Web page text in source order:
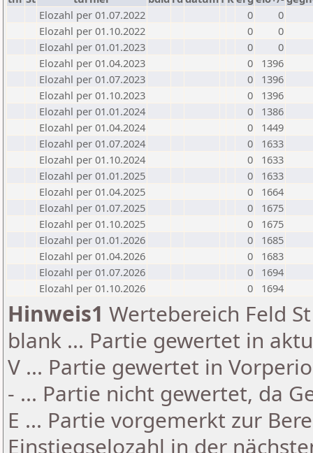
Elozahl per 01.07.2022
0
0
Elozahl per 01.10.2022
0
0
Elozahl per 01.01.2023
0
0
Elozahl per 01.04.2023
0
1396
Elozahl per 01.07.2023
0
1396
Elozahl per 01.10.2023
0
1396
Elozahl per 01.01.2024
0
1386
Elozahl per 01.04.2024
0
1449
Elozahl per 01.07.2024
0
1633
Elozahl per 01.10.2024
0
1633
Elozahl per 01.01.2025
0
1633
Elozahl per 01.04.2025
0
1664
Elozahl per 01.07.2025
0
1675
Elozahl per 01.10.2025
0
1675
Elozahl per 01.01.2026
0
1685
Elozahl per 01.04.2026
0
1683
Elozahl per 01.07.2026
0
1694
Elozahl per 01.10.2026
0 1694
Hinweis1 Wertebereich Feld
blank ... Partie gewertet in
V ... Partie gewertet in
- ... Partie nicht gewertet, da
E ... Partie vorgemerkt zur
Einstiegselozahl in der